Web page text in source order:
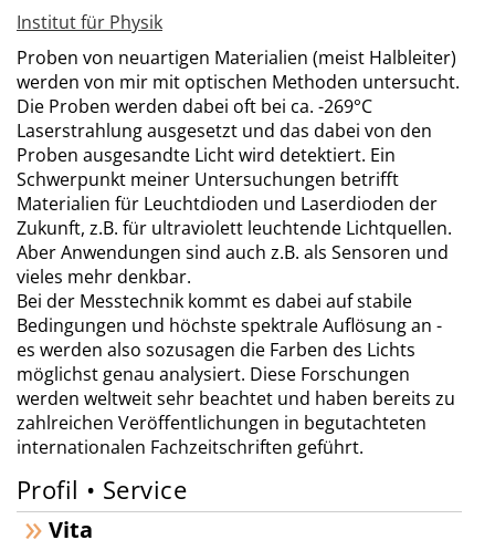
Institut für Physik
Proben von neuartigen Materialien (meist Halbleiter)
werden von mir mit optischen Methoden untersucht.
Die Proben werden dabei oft bei ca. -269°C
Laserstrahlung ausgesetzt und das dabei von den
Proben ausgesandte Licht wird detektiert. Ein
Schwerpunkt meiner Untersuchungen betrifft
Materialien für Leuchtdioden und Laserdioden der
Zukunft, z.B. für ultraviolett leuchtende Lichtquellen.
Aber Anwendungen sind auch z.B. als Sensoren und
vieles mehr denkbar.
Bei der Messtechnik kommt es dabei auf stabile
Bedingungen und höchste spektrale Auflösung an -
es werden also sozusagen die Farben des Lichts
möglichst genau analysiert. Diese Forschungen
werden weltweit sehr beachtet und haben bereits zu
zahlreichen Veröffentlichungen in begutachteten
internationalen Fachzeitschriften geführt.
Profil • Service
Vita